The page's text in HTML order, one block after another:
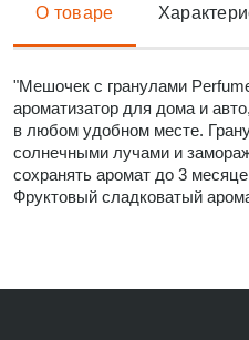
О товаре
"Мешочек с гранулами
ароматизатор для дома и
в любом удобном месте.
солнечными лучами и
сохранять аромат до 3
Фруктовый сладковатый